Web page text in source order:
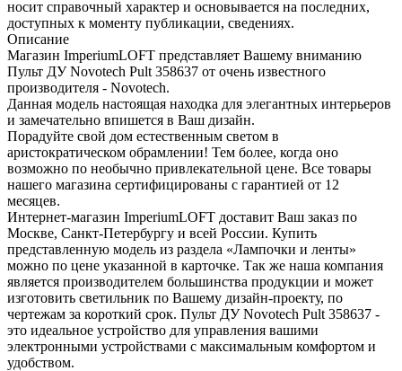
носит справочный характер и основывается на последних,
доступных к моменту публикации, сведениях.
Описание
Магазин ImperiumLOFT представляет Вашему вниманию
Пульт ДУ Novotech Pult 358637 от очень известного
производителя - Novotech.
Данная модель настоящая находка для элегантных интерьеров
и замечательно впишется в Ваш дизайн.
Порадуйте свой дом естественным светом в
аристократическом обрамлении! Тем более, когда оно
возможно по необычно привлекательной цене. Все товары
нашего магазина сертифицированы с гарантией от 12
месяцев.
Интернет-магазин ImperiumLOFT доставит Ваш заказ по
Москве, Санкт-Петербургу и всей России. Купить
представленную модель из раздела «Лампочки и ленты»
можно по цене указанной в карточке. Так же наша компания
является производителем большинства продукции и может
изготовить светильник по Вашему дизайн-проекту, по
чертежам за короткий срок. Пульт ДУ Novotech Pult 358637 -
это идеальное устройство для управления вашими
электронными устройствами с максимальным комфортом и
удобством.